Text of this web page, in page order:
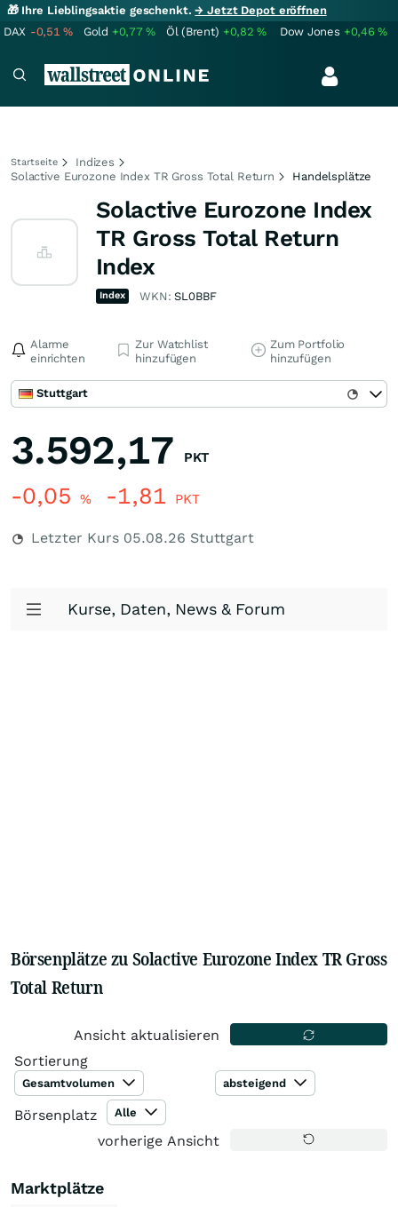
🎁 Ihre Lieblingsaktie geschenkt.→ Jetzt Depot eröffnen
DAX -0,51% Gold +0,77% Öl (Brent) +0,82% Dow Jones +0,46%
Startseite
Indizes
Solactive Eurozone Index TR Gross Total Return
Handelsplätze
Solactive Eurozone Index
TR Gross Total Return
Index
Index WKN:SL0BBF
Alarme
einrichten
Zur Watchlist
hinzufügen
Zum Portfolio
hinzufügen
Stuttgart
3.592,17 PKT
-0,05 % -1,81 PKT
Letzter Kurs 05.08.26 Stuttgart
Kurse, Daten, News & Forum
Börsenplätze zu Solactive Eurozone Index TR Gross
Total Return
Ansicht aktualisieren
Sortierung
Gesamtvolumen absteigend
Börsenplatz Alle
vorherige Ansicht
Marktplätze